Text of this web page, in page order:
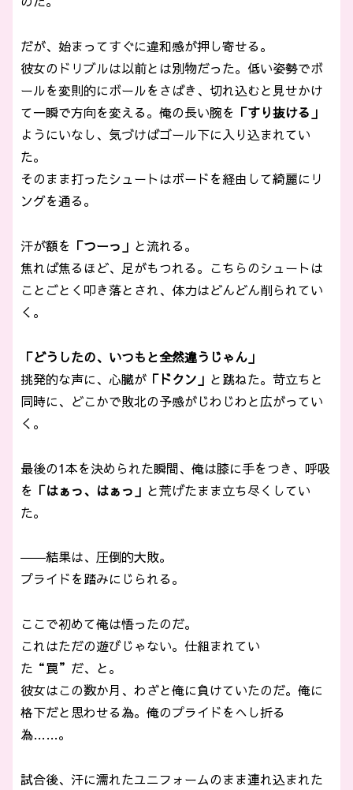
だが、始まってすぐに違和感が押し寄せる。
彼女のドリブルは以前とは別物だった。低い姿勢でボ
ールを変則的にボールをさばき、切れ込むと見せかけ
て一瞬で方向を変える。俺の長い腕を 「すり抜ける」
ようにいなし、気づけばゴール下に入り込まれてい
た。
そのまま打ったシュートはボードを経由して綺麗にリ
ングを通る。
汗が額を 「つーっ」 と流れる。
焦れば焦るほど、足がもつれる。こちらのシュートは
ことごとく叩き落とされ、体力はどんどん削られてい
く。
「どうしたの、いつもと全然違うじゃん」
挑発的な声に、心臓が 「ドクン」 と跳ねた。苛立ちと
同時に、どこかで敗北の予感がじわじわと広がってい
く。
最後の1本を決められた瞬間、俺は膝に手をつき、呼吸
を 「はぁっ、はぁっ」 と荒げたまま立ち尽くしてい
た。
――結果は、圧倒的大敗。
プライドを踏みにじられる。
ここで初めて俺は悟ったのだ。
これはただの遊びじゃない。仕組まれてい
た“罠”だ、と。
彼女はこの数か月、わざと俺に負けていたのだ。俺に
格下だと思わせる為。俺のプライドをへし折る
為……。
試合後、汗に濡れたユニフォームのまま連れ込まれた